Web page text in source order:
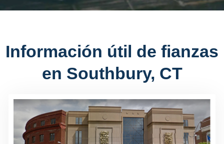
Información útil de fianzas
en Southbury, CT